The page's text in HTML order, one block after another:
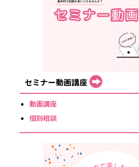
セミナー動画講座
動画講座
個別相談